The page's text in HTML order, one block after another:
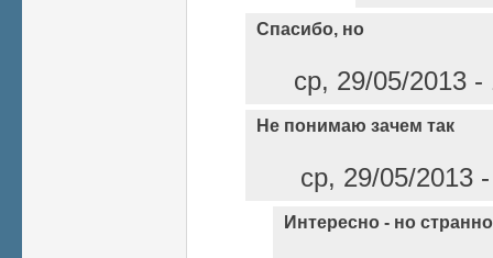
Спасибо, но
ср, 29/05/2013
Не понимаю зачем так
ср, 29/05/2013
Интересно - но странно